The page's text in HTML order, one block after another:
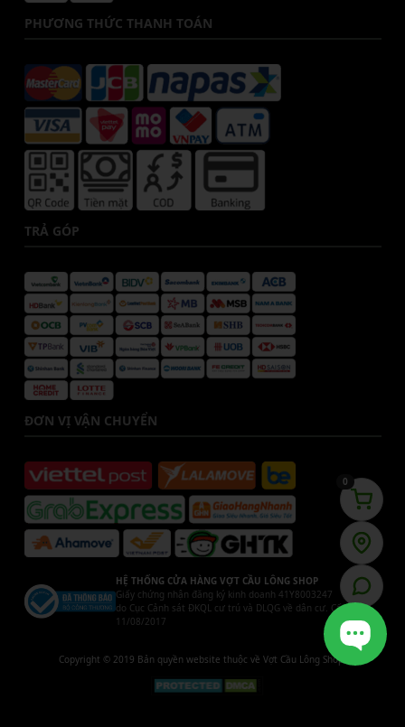
PHƯƠNG THỨC THANH TOÁN
TRẢ GÓP
ĐƠN VỊ VẬN CHUYỂN
HỆ THỐNG CỬA HÀNG VỢT CẦU LÔNG SHOP
Giấy chứng nhận đăng ký kinh doanh 41Y8003247
do Cục Cảnh sát ĐKQL cư trú và DLQG về dân cư. Cấp ngày
11/08/2017
Copyright © 2019 Bản quyền website thuộc về Vợt Cầu Lông Shop.
0